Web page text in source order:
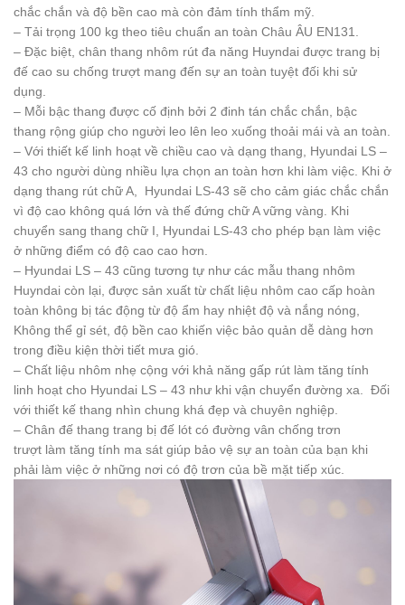
chắc chắn và độ bền cao mà còn đảm tính thẩm mỹ.
– Tải trọng 100 kg theo tiêu chuẩn an toàn Châu ÂU EN131.
– Đặc biệt, chân thang nhôm rút đa năng Huyndai được trang bị
đế cao su chống trượt mang đến sự an toàn tuyệt đối khi sử
dụng.
– Mỗi bậc thang được cố định bởi 2 đinh tán chắc chắn, bậc
thang rộng giúp cho người leo lên leo xuống thoải mái và an toàn.
– Với thiết kế linh hoạt về chiều cao và dạng thang, Hyundai LS –
43 cho người dùng nhiều lựa chọn an toàn hơn khi làm việc. Khi ở
dạng thang rút chữ A, Hyundai LS-43 sẽ cho cảm giác chắc chắn
vì độ cao không quá lớn và thế đứng chữ A vững vàng. Khi
chuyển sang thang chữ I, Hyundai LS-43 cho phép bạn làm việc
ở những điểm có độ cao cao hơn.
– Hyundai LS – 43 cũng tương tự như các mẫu thang nhôm
Huyndai còn lại, được sản xuất từ chất liệu nhôm cao cấp hoàn
toàn không bị tác động từ độ ẩm hay nhiệt độ và nắng nóng,
Không thể gỉ sét, độ bền cao khiến việc bảo quản dễ dàng hơn
trong điều kiện thời tiết mưa gió.
– Chất liệu nhôm nhẹ cộng với khả năng gấp rút làm tăng tính
linh hoạt cho Hyundai LS – 43 như khi vận chuyển đường xa. Đối
với thiết kế thang nhìn chung khá đẹp và chuyên nghiệp.
– Chân đế thang trang bị đế lót có đường vân chống trơn
trượt làm tăng tính ma sát giúp bảo vệ sự an toàn của bạn khi
phải làm việc ở những nơi có độ trơn của bề mặt tiếp xúc.